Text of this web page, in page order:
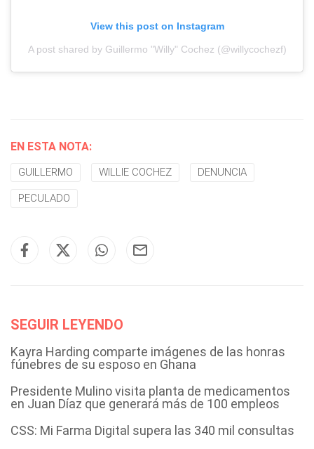
View this post on Instagram
A post shared by Guillermo "Willy" Cochez (@willycochezf)
EN ESTA NOTA:
GUILLERMO WILLIE COCHEZ DENUNCIA
PECULADO
SEGUIR LEYENDO
Kayra Harding comparte imágenes de las honras
fúnebres de su esposo en Ghana
Presidente Mulino visita planta de medicamentos
en Juan Díaz que generará más de 100 empleos
CSS: Mi Farma Digital supera las 340 mil consultas